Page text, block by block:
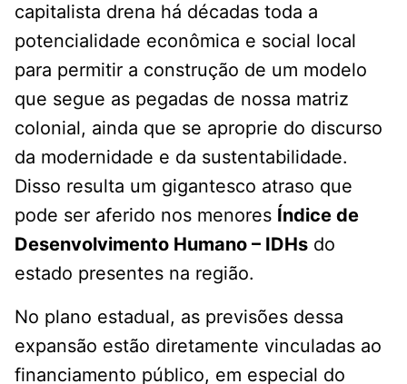
capitalista drena há décadas toda a
potencialidade econômica e social local
para permitir a construção de um modelo
que segue as pegadas de nossa matriz
colonial, ainda que se aproprie do discurso
da modernidade e da sustentabilidade.
Disso resulta um gigantesco atraso que
pode ser aferido nos menores Índice de
Desenvolvimento Humano – IDHs do
estado presentes na região.
No plano estadual, as previsões dessa
expansão estão diretamente vinculadas ao
financiamento público, em especial do